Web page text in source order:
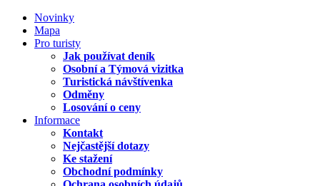
Novinky
Mapa
Pro turisty
Jak používat deník
Osobní a Týmová vizitka
Turistická návštívenka
Odměny
Losování o ceny
Informace
Kontakt
Nejčastější dotazy
Ke stažení
Obchodní podmínky